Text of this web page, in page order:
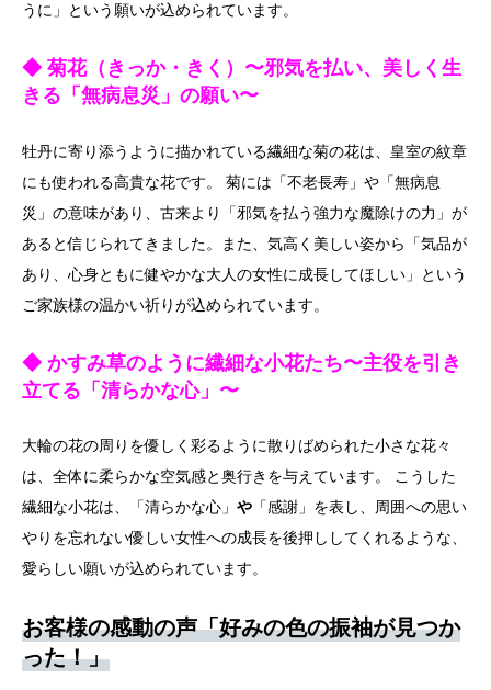
うに」という願いが込められています。
◆ 菊花（きっか・きく）〜邪気を払い、美しく生
きる「無病息災」の願い〜
牡丹に寄り添うように描かれている繊細な菊の花は、皇室の紋章
にも使われる高貴な花です。 菊には「不老長寿」や「無病息
災」の意味があり、古来より「邪気を払う強力な魔除けの力」が
あると信じられてきました。また、気高く美しい姿から「気品が
あり、心身ともに健やかな大人の女性に成長してほしい」という
ご家族様の温かい祈りが込められています。
◆ かすみ草のように繊細な小花たち〜主役を引き
立てる「清らかな心」〜
大輪の花の周りを優しく彩るように散りばめられた小さな花々
は、全体に柔らかな空気感と奥行きを与えています。 こうした
繊細な小花は、「清らかな心」 や 「感謝」を表し、周囲への思い
やりを忘れない優しい女性への成長を後押ししてくれるような、
愛らしい願いが込められています。
お客様の感動の声「好みの色の振袖が見つか
った！」